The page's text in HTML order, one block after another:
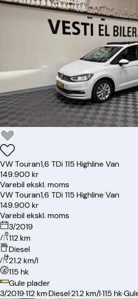
VW Touran1,6 TDi 115 Highline Van
149.900 kr
Varebil ekskl. moms
VW Touran1,6 TDi 115 Highline Van
149.900 kr
Varebil ekskl. moms
3/2019
112 km
Diesel
21.2 km/l
115 hk
Gule plader
3/2019·112 km·Diesel·21.2 km/l·115 hk·